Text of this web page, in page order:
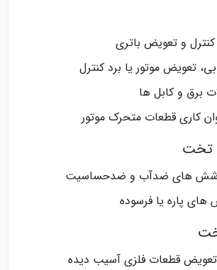
و تعویض باتری
تعویض موتور یا برد کنترل
برق و کابل‌ ها
کاری قطعات متحرک موتور
تخت
پوشش‌ های ضدآب و ضدحساسیت
پاره یا فرسوده
قطعات فلزی آسیب‌ دیده